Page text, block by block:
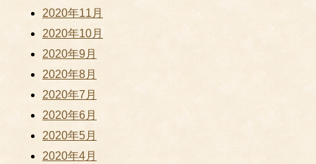
2020年11月
2020年10月
2020年9月
2020年8月
2020年7月
2020年6月
2020年5月
2020年4月